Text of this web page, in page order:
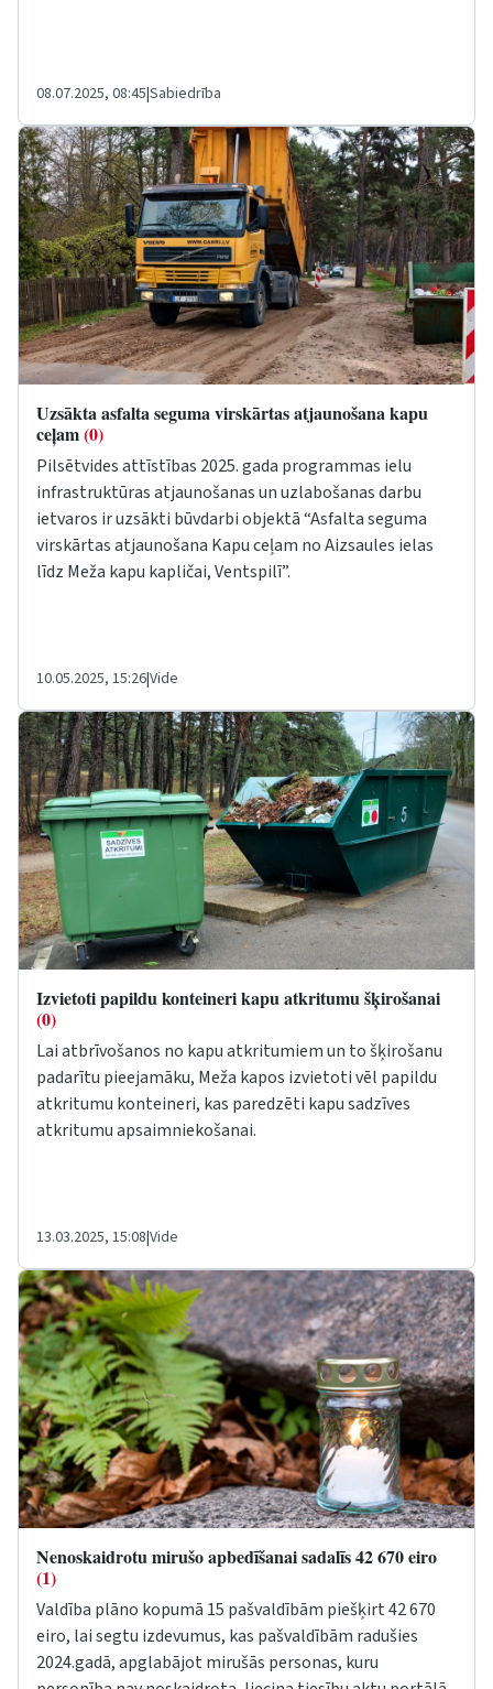
08.07.2025, 08:45|Sabiedrība
Uzsākta asfalta seguma virskārtas atjaunošana kapu
ceļam(0)
Pilsētvides attīstības 2025. gada programmas ielu
infrastruktūras atjaunošanas un uzlabošanas darbu
ietvaros ir uzsākti būvdarbi objektā “Asfalta seguma
virskārtas atjaunošana Kapu ceļam no Aizsaules ielas
līdz Meža kapu kapličai, Ventspilī”.
10.05.2025, 15:26|Vide
Izvietoti papildu konteineri kapu atkritumu šķirošanai
(0)
Lai atbrīvošanos no kapu atkritumiem un to šķirošanu
padarītu pieejamāku, Meža kapos izvietoti vēl papildu
atkritumu konteineri, kas paredzēti kapu sadzīves
atkritumu apsaimniekošanai.
13.03.2025, 15:08|Vide
Nenoskaidrotu mirušo apbedīšanai sadalīs 42 670 eiro
(1)
Valdība plāno kopumā 15 pašvaldībām piešķirt 42 670
eiro, lai segtu izdevumus, kas pašvaldībām radušies
2024.gadā, apglabājot mirušās personas, kuru